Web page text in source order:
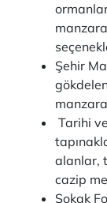
Şehir
Tarihi
alanlar,
cazip
Sokak